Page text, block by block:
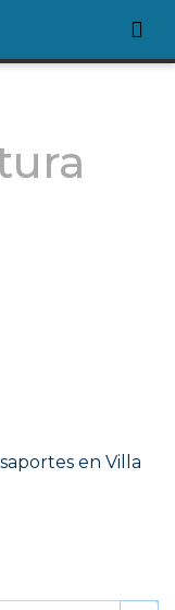
en Villa